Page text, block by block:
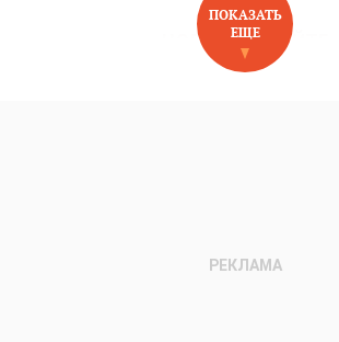
НОВОЕ НА САЙТЕ
ПОКАЗАТЬ
ЕЩЕ